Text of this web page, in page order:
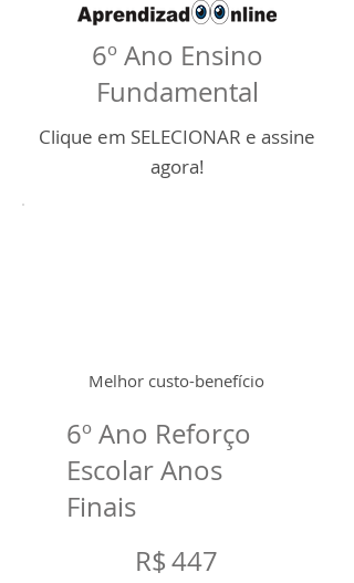
6º Ano Ensino
Fundamental
Clique em SELECIONAR e assine
agora!
Melhor custo-benefício
6º Ano Reforço
Escolar Anos
Finais
R$ 447